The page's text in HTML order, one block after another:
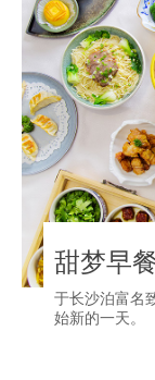
甜梦早
于长沙泊富名
始新的一天。